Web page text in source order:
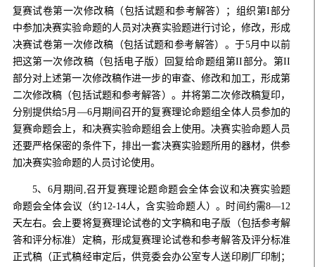
复赛试卷第一次修改稿（包括试题和参考解答）；组织第I部分
中参加决赛实验命题的人员对决赛实验题进行讨论，修改，形成
决赛试卷第一次修改稿（包括试题和参考解答）。于5月中以前
把这第一次修改稿（包括电子版）回复给命题组第II部分。第II
部分对上述第一次修改稿作进一步的审查、修改和加工，形成第
二次修改稿（包括试题和参考解答）。并将第二次修改稿复印，
分别提供给5月—6月期间召开的复赛理论命题组全体人员参加的
复赛命题会上，和决赛实验命题组会上使用。决赛实验命题人员
还要严格保密的条件下，排出一套决赛实验题所用的器材，供参
加决赛实验命题的人员讨论使用。
5、6月期间,召开复赛理论题命题会全体会议和决赛实验题
命题会全体会议（约12-14人，含实验命题人）。时间约需8—12
天左右。会上要将复赛理论试卷的文字稿和电子版（包括参考解
答和评分标准）定稿，形成复赛理论试卷和参考解答及评分标准
正式稿（正式稿经审定后，供竞委会办公室专人送印刷厂印制；